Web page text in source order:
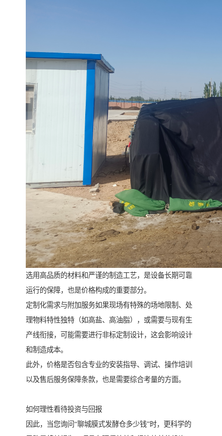
选用高品质的材料和严谨的制造工艺，是设备长期可靠
运行的保障，也是价格构成的重要部分。
定制化需求与附加服务如果现场有特殊的场地限制、处
理物料特性独特（如高盐、高油脂），或需要与现有生
产线衔接，可能需要进行非标定制设计，这会影响设计
和制造成本。
此外，价格是否包含专业的安装指导、调试、操作培训
以及售后服务保障条款，也是需要综合考量的方面。
如何理性看待投资与回报
因此，当您询问“聊城膜式发酵仓多少钱”时，更科学的